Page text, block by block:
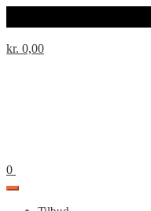
kr. 0,00
0